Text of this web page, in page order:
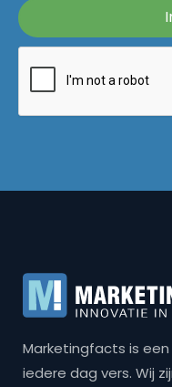
Marketingfacts is
iedere dag vers. Wij